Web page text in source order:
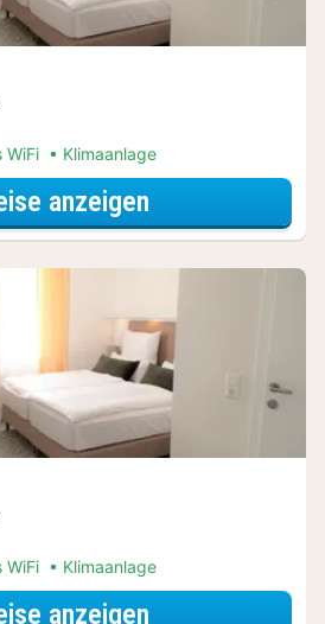
WiFi Klimaanlage
anzeigen
WiFi Klimaanlage
anzeigen